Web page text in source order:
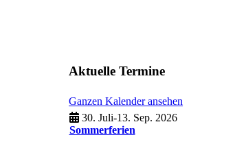
Aktuelle Termine
Ganzen Kalender ansehen
30. Juli-13. Sep. 2026
Sommerferien